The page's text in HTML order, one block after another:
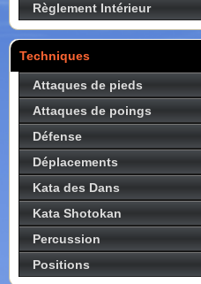
Règlement Intérieur
Techniques
Attaques de pieds
Attaques de poings
Défense
Déplacements
Kata des Dans
Kata Shotokan
Percussion
Positions